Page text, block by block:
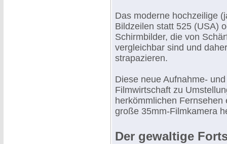
Das moderne hochzeilige
Bildzeilen statt 525 (USA)
Schirmbilder, die von
vergleichbar sind und
strapazieren.
Diese neue Aufnahme-
Filmwirtschaft zu
herkömmlichen
große 35mm-Filmkamera
Der gewaltige